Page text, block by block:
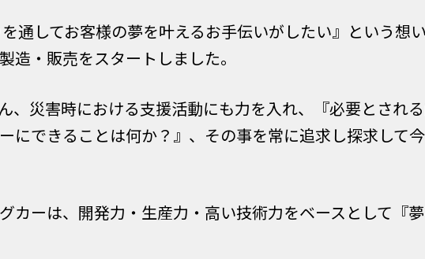
通してお客様の夢を叶えるお手伝いがしたい』という想
造・販売をスタートしました。
、災害時における支援活動にも力を入れ、『必要とされ
にできることは何か？』、その事を常に追求し探求して
カーは、開発力・生産力・高い技術力をベースとして『夢